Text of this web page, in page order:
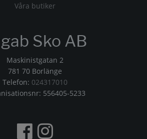
Våra butiker
Sko AB
Maskinistgatan 2
781 70 Borlänge
Telefon: 024317010
556405-5233